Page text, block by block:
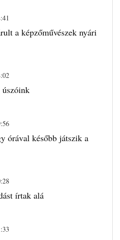
a képzőművészek nyári
órával később játszik a
írtak alá